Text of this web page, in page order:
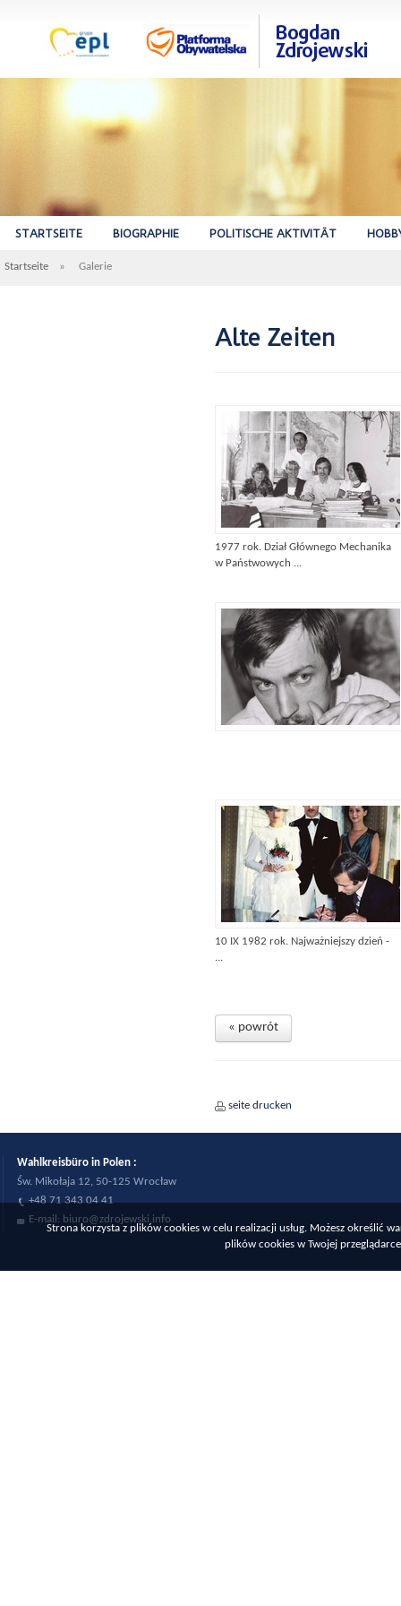
STARTSEITE BIOGRAPHIE POLITISCHE AKTIVITÄT
Startseite » Galerie
Alte Zeiten
1977 rok. Dział Głównego Mechanika
w Państwowych ...
10 IX 1982 rok. Najważniejszy dzień -
...
« powrót
seite drucken
Strona korzysta z plików cookies w celu realizacji usług. Możesz określić
plików cookies w Twojej
Wahlkreisbüro in Polen :
Św. Mikołaja 12, 50-125 Wrocław
+48 71 343 04 41
E-mail: biuro@zdrojewski.info